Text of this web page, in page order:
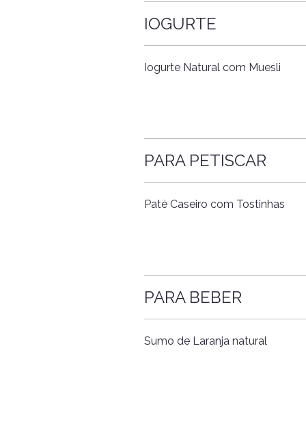
IOGURTE
Iogurte Natural com Muesli
PARA PETISCAR
Paté Caseiro com Tostinhas
PARA BEBER
Sumo de Laranja natural